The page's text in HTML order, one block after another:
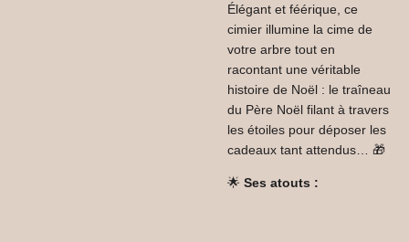
Élégant et féérique, ce
cimier illumine la cime de
votre arbre tout en
racontant une véritable
histoire de Noël : le traîneau
du Père Noël filant à travers
les étoiles pour déposer les
cadeaux tant attendus… 🎁
🌟 Ses atouts :